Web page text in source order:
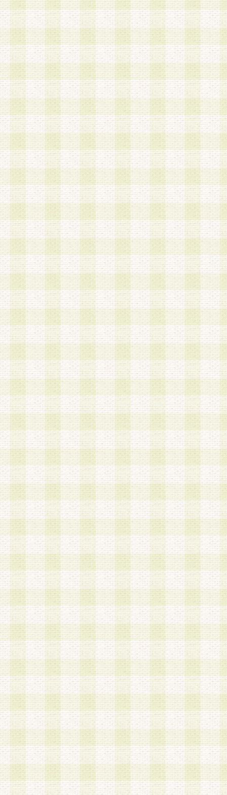
a.既に登録されている会員と同一のメールアドレ
録する場合
b.本サービスと同様のサービスを提供している企
業に従事していると思われる本人またはその家族
場合
c.その他当社が不適切と判断する場合
2.当社は、会員登録希望者を会員として承認する
した 場合、会員登録希望者による会員登録手続
による承認後の場合であっても、会員登録の取り
の抹消を、当社が適切と判 断する方法・手段に
とができるものとします。
3.会員登録希望者が18歳未満、成年被後見人、被
人 である場合は、親権者などの法定代理人の同
録を行うものとします。なお、義務教育学齢に該
者については、登録時に 当社が別途定める方法
権者による承認手続きを行うものとします。
第3条 会員の登録方法
1.会員登録手続きは、会員登録希望者本人が行う
る登録は一切認められないものとします。
2.会員登録希望者は、本規約に同意の後、当社指
画 面」において、当社が指定する必要事項を入
を行うものとします。当社は、会員登録を承認し
会員として本サービスを 受けるためのログイン
を付与します。
3.会員は、会員登録の際に申告する登録情報の全
いかなる虚偽の申告をも行ってはならないものと
4.会員は、複数のログインＩＤおよびパスワード
いものとします。
第4条 ログインIDおよびパスワードの管理
1.会員は、会員登録後、本サイト内にて本サービ
加する際には、前条に基づき当社から付与された
スワードを使用するものとします。
2.登録の際に当社が付与したログインIDおよびパ
の使用に関しては、全て会員本人がその責任を負
3.会員は、当社から付与されたログインIDおよび
貸与、名義変更、売買その他形態を問わず第三者
ならないものとします。
4.当社は、会員によるログインIDおよびパスワー
盗用など第三者の利用に伴う損害の発生について
き事由の有無、その他原因の如何を問わず、一切
のとします。
第5条 会員の登録情報
1.当社は、会員の登録情報に含まれる氏名・住所
アドレス等会員個人を識別できる情報を当社が別
シーポリシー
」に基づき適切に取り扱うものとし
は、当該個人情報を以下の各号に定める目的に利
す。なお、これら事項以外の目的で個人情報を利
かじめ会員の同意を得たうえで利用するものとし
a.本サービスの実施または運営
b.本サービスに係る謝礼、景品、調査サンプル品
c.会員からの電話、メール等の問い合わせなどへ
d.その他これらに付随する業務
2.当社は、会員個人を識別することのできる情報